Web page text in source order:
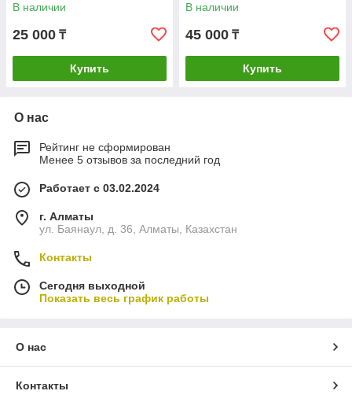
В наличии
25 000 ₸
Купить
В наличии
45 000 ₸
Купить
О нас
Рейтинг не сформирован
Менее 5 отзывов за последний год
Работает с 03.02.2024
г. Алматы
ул. Баянаул, д. 36, Алматы, Казахстан
Контакты
Сегодня выходной
Показать весь график работы
О нас
Контакты